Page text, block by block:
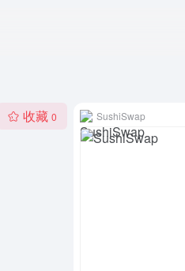
收藏 0 SushiSwap